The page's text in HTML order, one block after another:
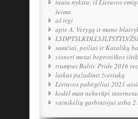
tauta nyksta: iš Lietuvos
šeima
aš irgi
apie A. Verygą ir mano
samčiai, peiliai ir Katalikų
vieneri metai beprotiškos
trumpas Baltic Pride 2016
laikas pažadinti žvėriuką
Lietuvos pabėgėliai 2021-
kodėl man neberūpi
vainikėlių garbintojai arba 2